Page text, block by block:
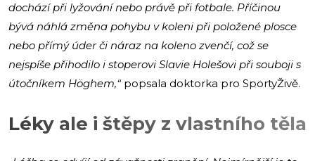
dochází při lyžování nebo právě při fotbale. Příčinou
bývá náhlá změna pohybu v koleni při položené plosce
nebo přímý úder či náraz na koleno zvenčí, což se
nejspíše přihodilo i stoperovi Slavie Holešovi při souboji s
útočníkem Höghem,“popsala doktorka pro SportyŽivě.
Léky ale i štěpy z vlastního těla